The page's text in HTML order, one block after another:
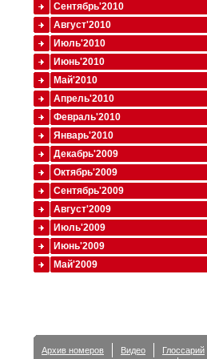
Сентябрь'2010
Август'2010
Июль'2010
Июнь'2010
Май'2010
Апрель'2010
Февраль'2010
Январь'2010
Декабрь'2009
Октябрь'2009
Сентябрь'2009
Август'2009
Июль'2009
Июнь'2009
Май'2009
Архив номеров Видео Глоссарий